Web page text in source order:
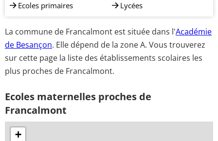
Ecoles primaires
Lycées
La commune de Francalmont est située dans l'Académie
de Besançon. Elle dépend de la zone A. Vous trouverez
sur cette page la liste des établissements scolaires les
plus proches de Francalmont.
Ecoles maternelles proches de
Francalmont
+